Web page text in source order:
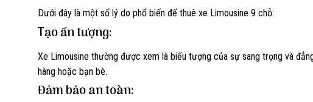
Dưới đây là một số lý do phổ biến để thuê xe Limousine 9 chỗ:
Tạo ấn tượng:
Xe Limousine thường được xem là biểu tượng của sự sang trọng và
hàng hoặc bạn bè.
Đảm bảo an toàn: